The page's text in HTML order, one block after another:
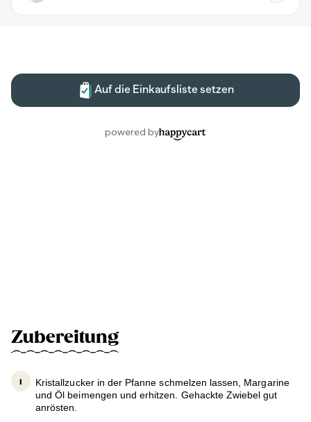
Zubereitung
Kristallzucker in der Pfanne schmelzen lassen, Margarine
und Öl beimengen und erhitzen. Gehackte Zwiebel gut
anrösten.